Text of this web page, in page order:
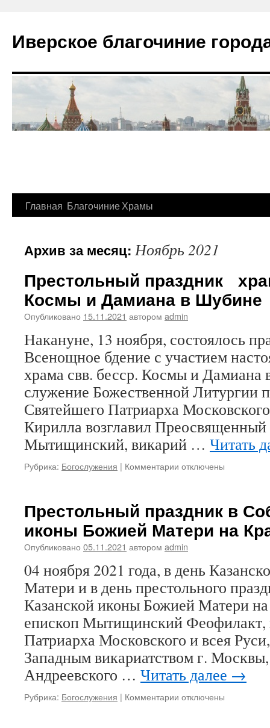
Иверское благочиние
Перейти
содержимому
Главная БлагочиниеХрамы
Архив за месяц:Ноябрь 2021
Престольный праздник
Космы и Дамиана в Шубине
Опубликовано 15.11.2021 автором admin
Накануне, 13 ноября, состоялось
Всенощное бдение с участием
храма свв. бесср. Космы и Дамиана
служение Божественной Литургии
Святейшего Патриарха
Кирилла возглавил
Мытищинский, викарий … Читать
Рубрика: Богослужения | Комментарии к
храма
свв.
бесср.
и
Дамиана
Шубине
отключены
Престольный праздник в
иконы Божией Матери на
Опубликовано 05.11.2021 автором admin
04 ноября 2021 года, в день
Матери и в день престольного
Казанской иконы Божией Матери
епископ Мытищинский Феофилакт,
Патриарха Московского и всея
Западным викариатством г.
Андреевского … Читать далее →
Рубрика: Богослужения | Комментарии котключены